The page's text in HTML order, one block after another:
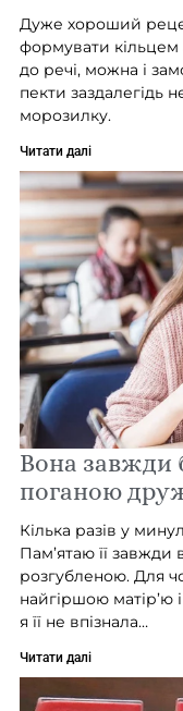
Дуже хороший
формувати кільцем
до речі, можна і
пекти заздалегідь
морозилку.
Читати далі
Вона завжди
поганою
Кілька разів у
Пам’ятаю її
розгубленою. Для
найгіршою матір’ю
я її не впізнала…
Читати далі